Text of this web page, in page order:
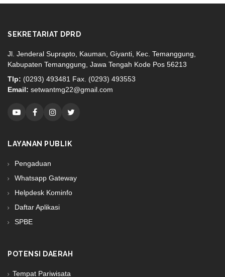
SEKRETARIAT DPRD
Jl. Jenderal Suprapto, Kauman, Giyanti, Kec. Temanggung,
Kabupaten Temanggung, Jawa Tengah Kode Pos 56213
Tlp: (0293) 493481 Fax. (0293) 493553
Email: setwantmg22@gmail.com
LAYANAN PUBLIK
Pengaduan
Whatsapp Gateway
Helpdesk Kominfo
Daftar Aplikasi
SPBE
POTENSI DAERAH
Tempat Pariwisata